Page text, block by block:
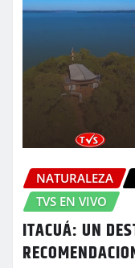
NATURALEZA
TVS EN VIVO
ITACUÁ: UN